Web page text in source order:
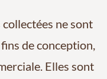
ne sont
de conception,
Elles sont